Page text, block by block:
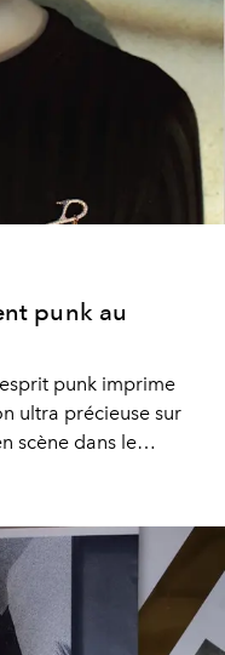
punk au
punk imprime
ultra précieuse sur
scène dans le
fait sens.